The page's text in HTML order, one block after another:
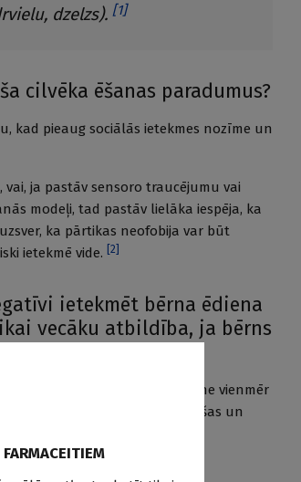
dzelzs). [1]
cilvēka ēšanas paradumus?
kad pieaug sociālās ietekmes nozīme un
ja pastāv sensoro traucējumu vai
modeļi, tad pastāv lielāka iespēja, ka
ka pārtikas neofobija var būt
ietekmē vide.
2
ietekmēt bērna ēdiena
vecāku atbildība, ja bērns
grupām?
ēšanas paradumus, bet ne vienmēr
arī viņa individuālajās garšas un
jutībai, attīstības stadijai,